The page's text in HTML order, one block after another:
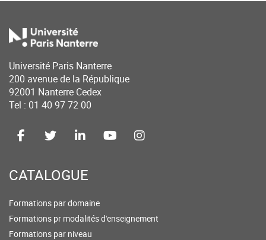
Université Paris Nanterre
200 avenue de la République
92001 Nanterre Cedex
Tel : 01 40 97 72 00
CATALOGUE
Formations par domaine
Formations pr modalités d'enseignement
Formations par niveau